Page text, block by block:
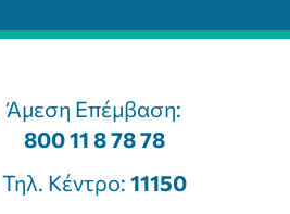
Άμεση Επέμβαση:
800 11 8 78 78
Τηλ. Κέντρο: 11150